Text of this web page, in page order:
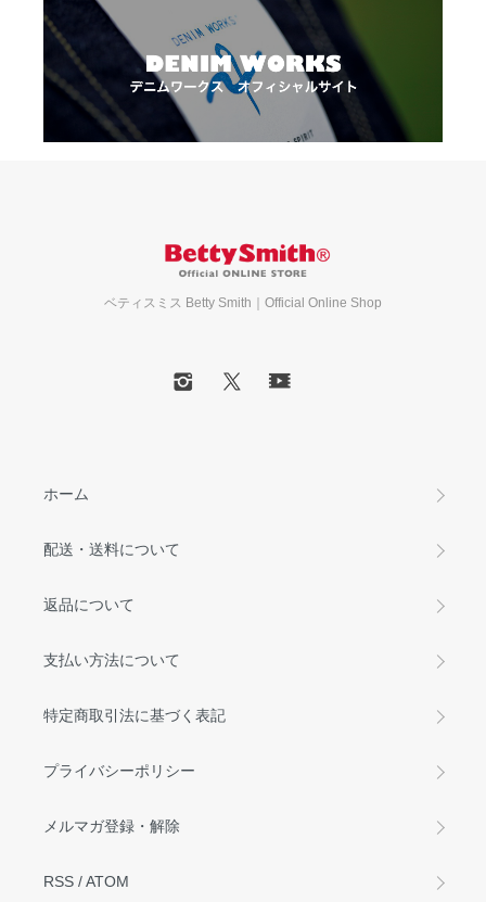
ベティスミス Betty Smith｜Official Online Shop
ホーム
配送・送料について
返品について
支払い方法について
特定商取引法に基づく表記
プライバシーポリシー
メルマガ登録・解除
RSS /ATOM